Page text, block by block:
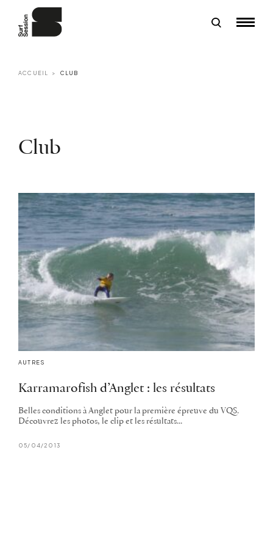
ACCUEIL CLUB
Club
AUTRES
Karramarofish d’Anglet : les résultats
Belles conditions à Anglet pour la première épreuve du VQS.
Découvrez les photos, le clip et les résultats...
05/04/2013